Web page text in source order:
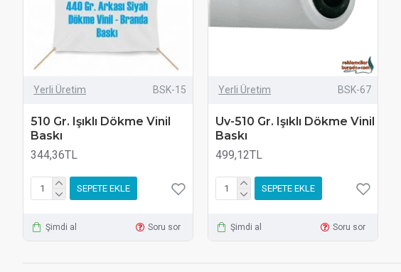
Yerli Üretim BSK-15
510 Gr. Işıklı Dökme Vinil
Baskı
344,36TL
SEPETE EKLE
Şimdi al Soru sor
Yerli Üretim BSK-67
Uv-510 Gr. Işıklı Dökme Vinil
Baskı
499,12TL
SEPETE EKLE
Şimdi al Soru sor